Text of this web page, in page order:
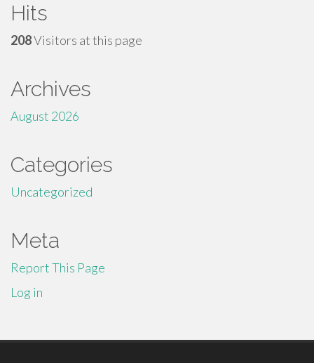
Hits
208Visitors at this page
Archives
August 2026
Categories
Uncategorized
Meta
Report This Page
Log in